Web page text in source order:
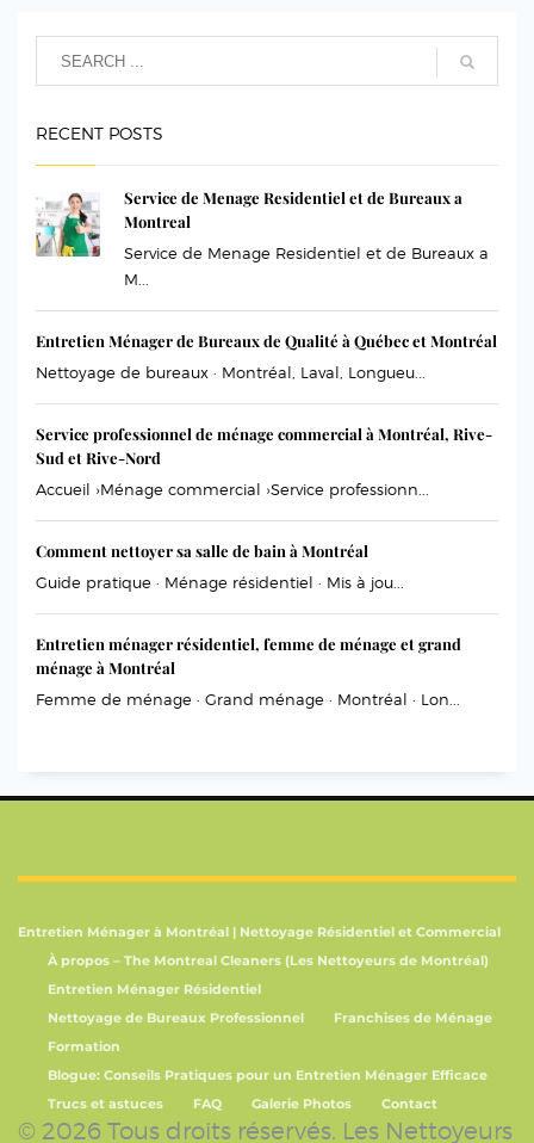
RECENT POSTS
Service de Menage Residentiel et de Bureaux a
Montreal
Service de Menage Residentiel et de Bureaux a
M...
Entretien Ménager de Bureaux de Qualité à Québec et Montréal
Nettoyage de bureaux · Montréal, Laval, Longueu...
Service professionnel de ménage commercial à Montréal, Rive-
Sud et Rive-Nord
Accueil ›Ménage commercial ›Service professionn...
Comment nettoyer sa salle de bain à Montréal
Guide pratique · Ménage résidentiel · Mis à jou...
Entretien ménager résidentiel, femme de ménage et grand
ménage à Montréal
Femme de ménage · Grand ménage · Montréal · Lon...
Entretien Ménager à Montréal | Nettoyage Résidentiel et Commercial
À propos – The Montreal Cleaners (Les Nettoyeurs de Montréal)
Entretien Ménager Résidentiel
Nettoyage de Bureaux Professionnel
Franchises de Ménage
Formation
Blogue: Conseils Pratiques pour un Entretien Ménager Efficace
Trucs et astuces
FAQ Galerie Photos Contact
© 2026 Tous droits réservés. Les Nettoyeurs